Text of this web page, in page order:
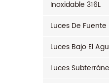
Inoxidable 316L
Luces De
Luces Bajo El
Luces